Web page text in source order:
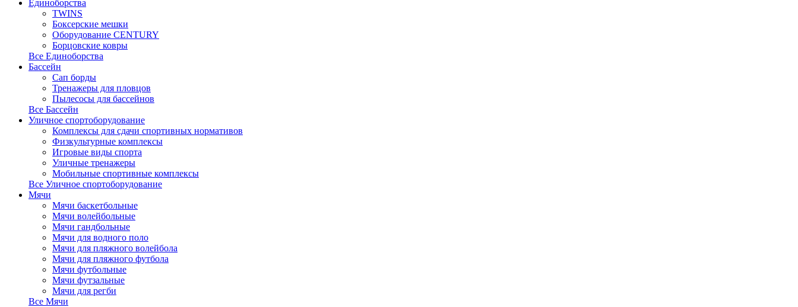
Единоборства
TWINS
Боксерские мешки
Оборудование CENTURY
Борцовские ковры
Все Единоборства
Бассейн
Сап борды
Тренажеры для пловцов
Пылесосы для бассейнов
Все Бассейн
Уличное спортоборудование
Комплексы для сдачи спортивных нормативов
Физкультурные комплексы
Игровые виды спорта
Уличные тренажеры
Мобильные спортивные комплексы
Все Уличное спортоборудование
Мячи
Мячи баскетбольные
Мячи волейбольные
Мячи гандбольные
Мячи для водного поло
Мячи для пляжного волейбола
Мячи для пляжного футбола
Мячи футбольные
Мячи футзальные
Мячи для регби
Все Мячи